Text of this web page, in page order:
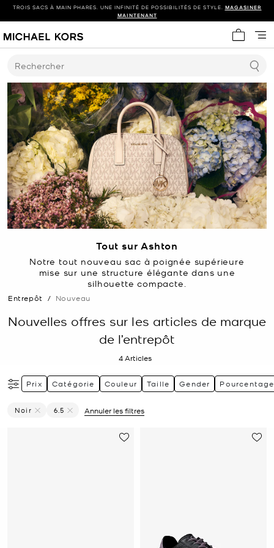
TROIS SACS À MAIN PHARES. UNE INFINITÉ DE POSSIBILITÉS DE STYLE. MAGASINER
MAINTENANT
Mon
Rechercher
Tout sur Ashton
Notre tout nouveau sac à poignée supérieure
mise sur une structure élégante dans une
silhouette compacte.
Entrepôt / Nouveau
Nouvelles offres sur les articles de marque
de l’entrepôt
4Articles
Prix Catégorie Couleur Taille Gender
Noir
6.5
Annuler les filtres